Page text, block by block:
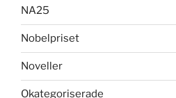
NA25
Nobelpriset
Noveller
Okategoriserade